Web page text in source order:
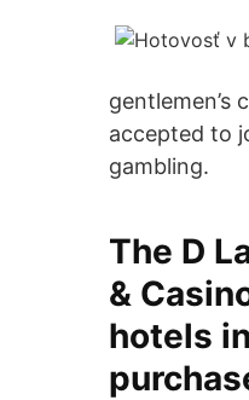
gentlemen’s
accepted to
gambling.
The D
&
hotels